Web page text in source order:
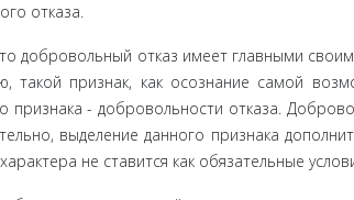
отказа.
добровольный отказ имеет главными
признак, как осознание самой
признака - добро­вольности отказа.
выделение дан­ного признака
не ставится как обязательные